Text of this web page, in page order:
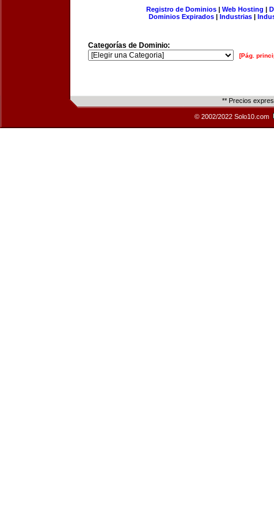
Registro de Dominios| Web Hosting |
Dominios Expirados | Industrias |
Categorías de Dominio:
[Pág.
** Precios
© 2002/2022 Solo10.com